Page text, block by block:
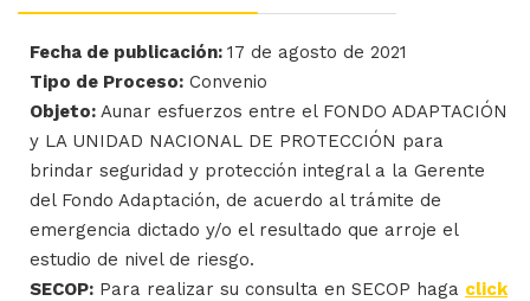
Fecha de publicación: 17 de agosto de 2021
Tipo de Proceso: Convenio
Objeto: Aunar esfuerzos entre el FONDO ADAPTACIÓN
y LA UNIDAD NACIONAL DE PROTECCIÓN para
brindar seguridad y protección integral a la Gerente
del Fondo Adaptación, de acuerdo al trámite de
emergencia dictado y/o el resultado que arroje el
estudio de nivel de riesgo.
SECOP: Para realizar su consulta en SECOP haga click